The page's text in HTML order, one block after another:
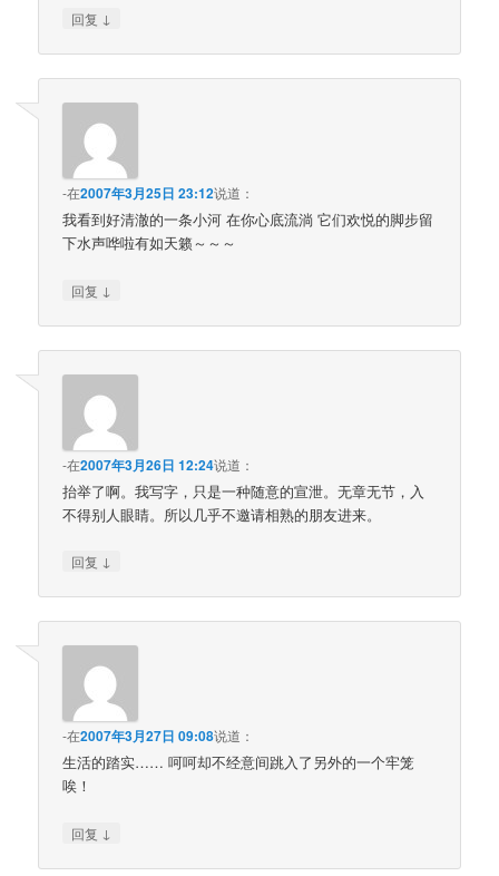
回复 ↓
-在2007年3月25日 23:12说道：
我看到好清澈的一条小河 在你心底流淌 它们欢悦的脚步留
下水声哗啦有如天籁～～～
回复 ↓
-在2007年3月26日 12:24说道：
抬举了啊。我写字，只是一种随意的宣泄。无章无节，入
不得别人眼睛。所以几乎不邀请相熟的朋友进来。
回复 ↓
-在2007年3月27日 09:08说道：
生活的踏实…… 呵呵却不经意间跳入了另外的一个牢笼
唉！
回复 ↓